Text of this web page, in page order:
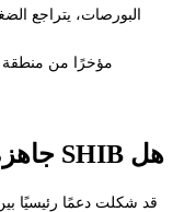
البورصات، يتراجع
هل SHIB جاهزة للارتداد مرة أخرى؟